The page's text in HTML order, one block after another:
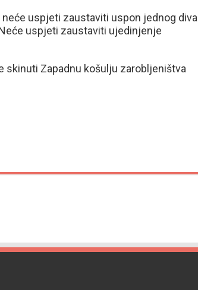
neće uspjeti zaustaviti uspon jednog diva
uspjeti zaustaviti ujedinjenje
skinuti Zapadnu košulju zarobljeništva